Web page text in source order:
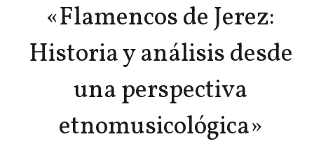
«Flamencos de Jerez:
Historia y análisis desde
una perspectiva
etnomusicológica»